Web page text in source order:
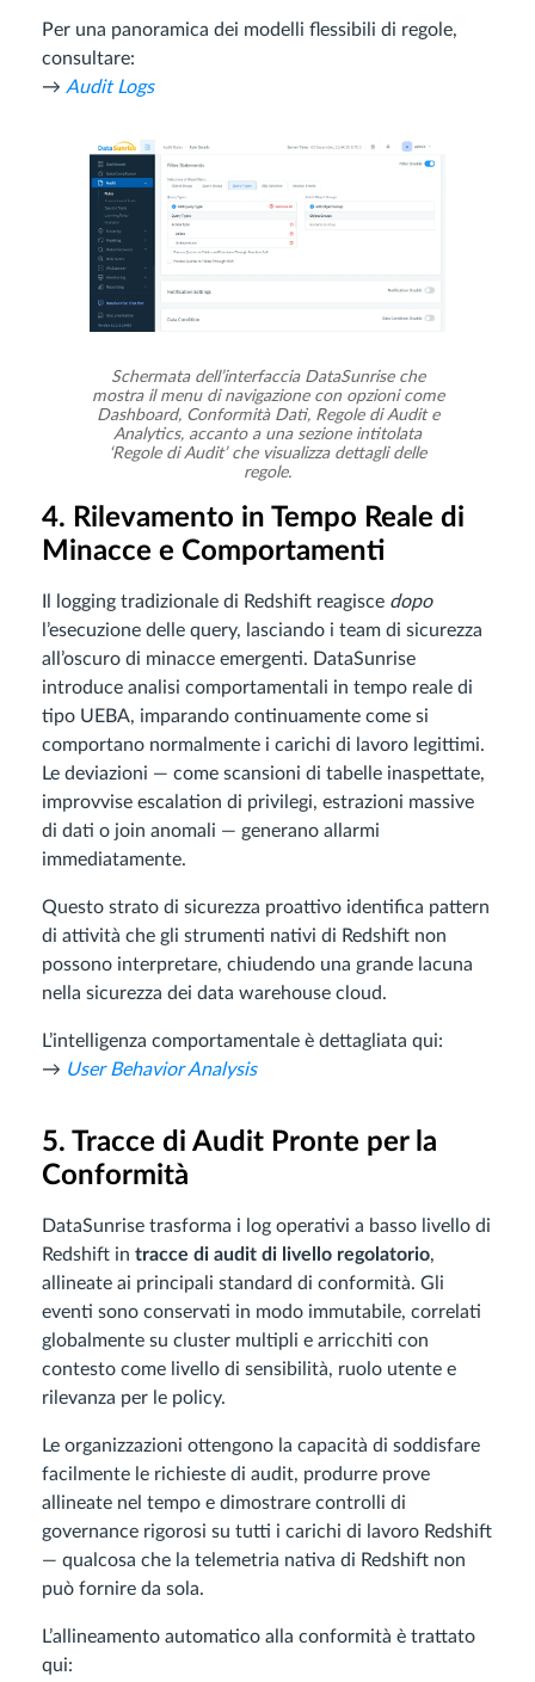
Per una panoramica dei modelli flessibili di regole,
consultare:
→ Audit Logs
Schermata dell’interfaccia DataSunrise che
mostra il menu di navigazione con opzioni come
Dashboard, Conformità Dati, Regole di Audit e
Analytics, accanto a una sezione intitolata
‘Regole di Audit’ che visualizza dettagli delle
regole.
4. Rilevamento in Tempo Reale di
Minacce e Comportamenti
Il logging tradizionale di Redshift reagisce dopo
l’esecuzione delle query, lasciando i team di sicurezza
all’oscuro di minacce emergenti. DataSunrise
introduce analisi comportamentali in tempo reale di
tipo UEBA, imparando continuamente come si
comportano normalmente i carichi di lavoro legittimi.
Le deviazioni — come scansioni di tabelle inaspettate,
improvvise escalation di privilegi, estrazioni massive
di dati o join anomali — generano allarmi
immediatamente.
Questo strato di sicurezza proattivo identifica pattern
di attività che gli strumenti nativi di Redshift non
possono interpretare, chiudendo una grande lacuna
nella sicurezza dei data warehouse cloud.
L’intelligenza comportamentale è dettagliata qui:
→ User Behavior Analysis
5. Tracce di Audit Pronte per la
Conformità
DataSunrise trasforma i log operativi a basso livello di
Redshift in tracce di audit di livello regolatorio,
allineate ai principali standard di conformità. Gli
eventi sono conservati in modo immutabile, correlati
globalmente su cluster multipli e arricchiti con
contesto come livello di sensibilità, ruolo utente e
rilevanza per le policy.
Le organizzazioni ottengono la capacità di soddisfare
facilmente le richieste di audit, produrre prove
allineate nel tempo e dimostrare controlli di
governance rigorosi su tutti i carichi di lavoro Redshift
— qualcosa che la telemetria nativa di Redshift non
può fornire da sola.
L’allineamento automatico alla conformità è trattato
qui: